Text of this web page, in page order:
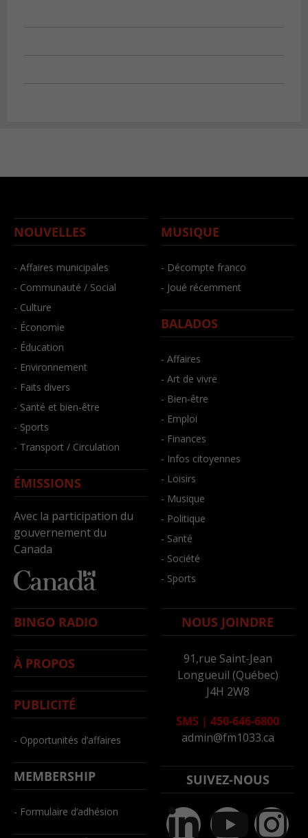
NOUVELLES
- Affaires municipales
- Communauté / Social
- Culture
- Économie
- Éducation
- Environnement
- Faits divers
- Santé et bien-être
- Sports
- Transport / Circulation
ÉMISSIONS
Avec la participation du
gouvernement du
Canada
MUSIQUE
- Décompte franco
- Joué récemment
BALADOS
- Affaires
- Art de vivre
- Bien-être
- Emploi
- Finances
- Infos citoyennes
- Loisirs
- Musique
- Politique
- Santé
- Société
- Sports
BINGO RADIO
À PROPOS
PUBLICITÉ
- Opportunités d’affaires
MEMBERSHIP
- Formulaire d’adhésion
NOUS JOINDRE
91,rue Saint-Jean
Longueuil (Québec)
J4H 2W8
SMS | 450-646-6800
admin@fm1033.ca
SUIVEZ-NOUS